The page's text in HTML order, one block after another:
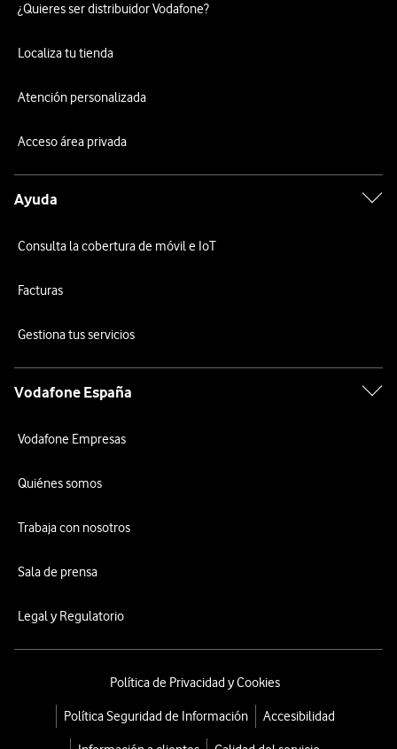
¿Quieres ser distribuidor Vodafone?
Localiza tu tienda
Atención personalizada
Acceso área privada
Ayuda
Consulta la cobertura de móvil e IoT
Facturas
Gestiona tus servicios
Vodafone España
Vodafone Empresas
Quiénes somos
Trabaja con nosotros
Sala de prensa
Legal y Regulatorio
Política de Privacidad y Cookies
Política Seguridad de Información Accesibilidad